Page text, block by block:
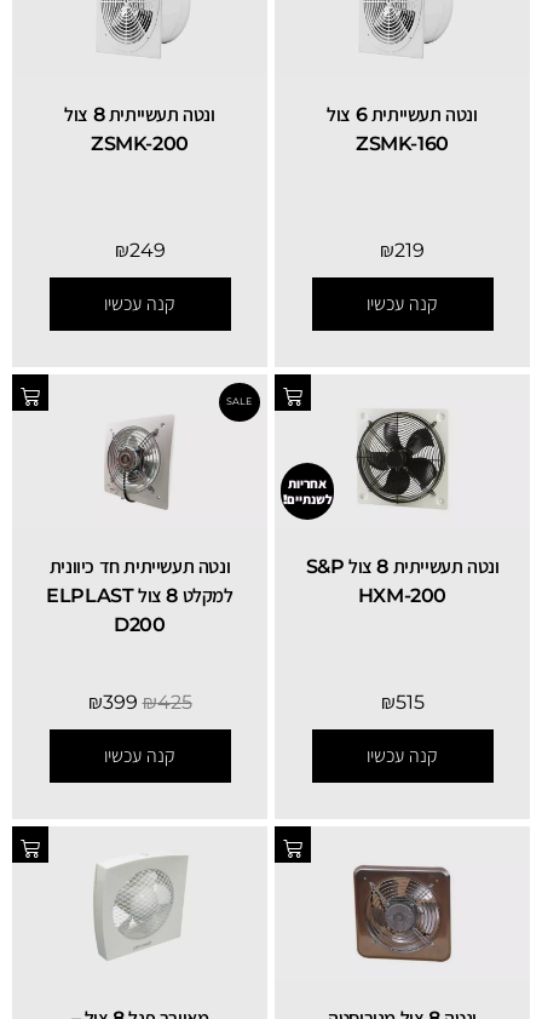
ונטה תעשייתית 6 צול
ZSMK-160
₪219
קנה עכשיו
ונטה תעשייתית 8 צול
ZSMK-200
₪249
קנה עכשיו
ונטה תעשייתית 8 צול S&P
HXM-200
₪515
קנה עכשיו
אחריות
לשנתיים!
ונטה תעשייתית חד כיוונית
למקלט 8 צול ELPLAST
D200
₪425
₪399
קנה עכשיו